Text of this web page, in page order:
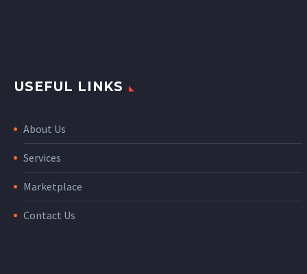
USEFUL LINKS
About Us
Services
Marketplace
Contact Us